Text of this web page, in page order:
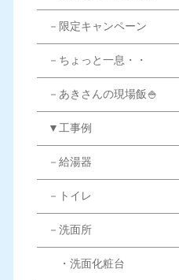
－限定キャンペーン
－ちょっと一息・・
－あきさんの現場飯🍚
▼工事例
－給湯器
－トイレ
－洗面所
・洗面化粧台